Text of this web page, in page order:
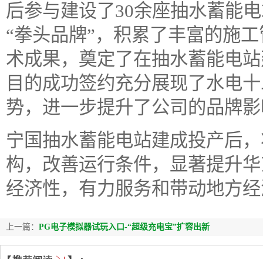
后参与建设了30余座抽水蓄能
“拳头品牌”，积累了丰富的施
术成果，奠定了在抽水蓄能电
目的成功签约充分展现了水电
势，进一步提升了公司的品牌
宁国抽水蓄能电站建成投产后
构，改善运行条件，显著提升
经济性，有力服务和带动地方
上一篇： PG电子模拟器试玩入口-“超级充电宝”扩容出新